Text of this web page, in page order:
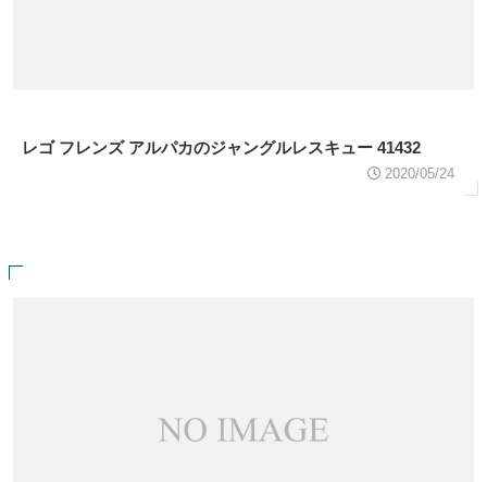
レゴ フレンズ アルパカのジャングルレスキュー 41432
2020/05/24